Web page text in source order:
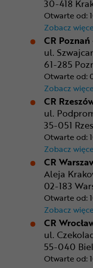
30-418
Otwarte od:
Zobacz
CR Poznań
ul.
61-285
Otwarte od:
Zobacz
CR
ul.
35-051
Otwarte od:
Zobacz
CR
Aleja
02-183
Otwarte od:
Zobacz
CR
ul.
55-040
Otwarte od: